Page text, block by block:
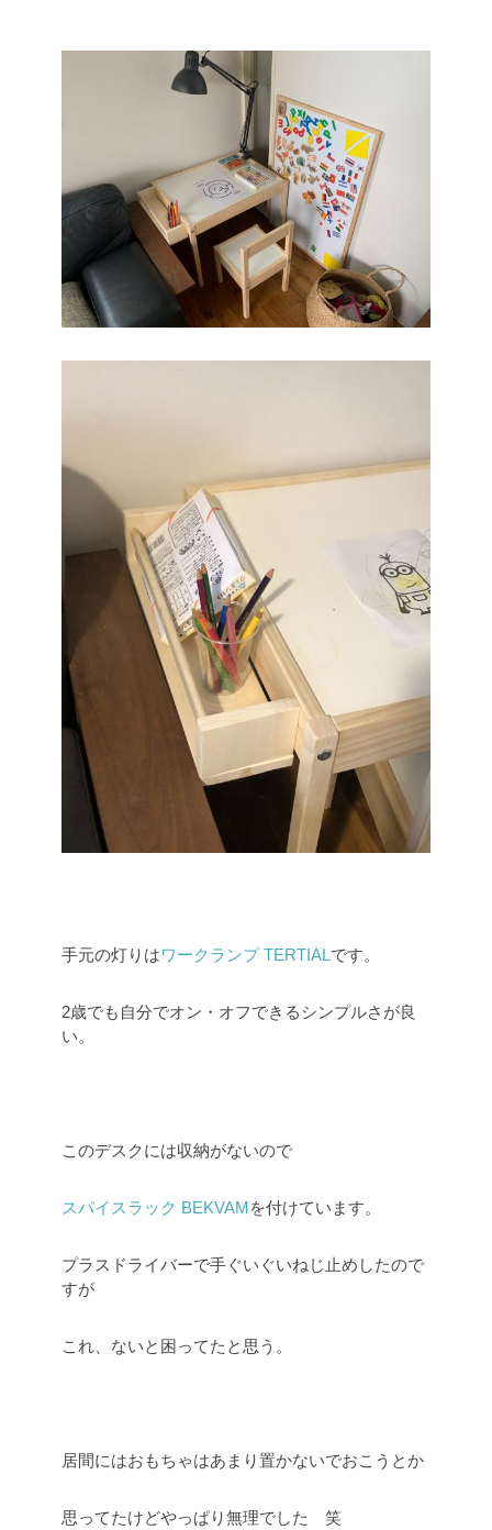
手元の灯りはワークランプ TERTIALです。
2歳でも自分でオン・オフできるシンプルさが良
い。
このデスクには収納がないので
スパイスラック BEKVAMを付けています。
プラスドライバーで手ぐいぐいねじ止めしたので
すが
これ、ないと困ってたと思う。
居間にはおもちゃはあまり置かないでおこうとか
思ってたけどやっぱり無理でした 笑